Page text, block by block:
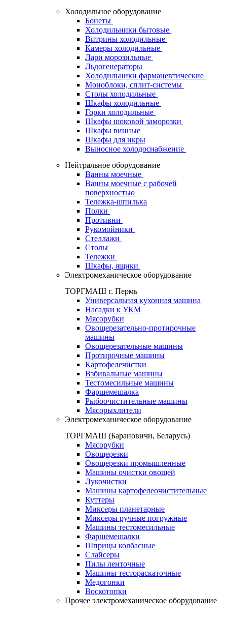
Холодильное оборудование
Бонеты
Холодильники бытовые
Витрины холодильные
Камеры холодильные
Лари морозильные
Льдогенераторы
Холодильники фармацевтические
Моноблоки, сплит-системы
Столы холодильные
Шкафы холодильные
Горки холодильные
Шкафы шоковой заморозки
Шкафы винные
Шкафы для икры
Выносное холодоснабжение
Нейтральное оборудование
Ванны моечные
Ванны моечные с рабочей
поверхностью
Тележка-шпилька
Полки
Противни
Рукомойники
Стеллажи
Столы
Тележки
Шкафы, ящики
Электромеханическое оборудование
ТОРГМАШ г. Пермь
Универсальная кухонная машина
Насадки к УКМ
Мясорубки
Овощерезательно-протирочные
машины
Овощерезательные машины
Протирочные машины
Картофелечистки
Взбивальные машины
Тестомесильные машины
Фаршемешалка
Рыбоочистительные машины
Мясорыхлители
Электромеханическое оборудование
ТОРГМАШ (Барановичи, Беларусь)
Мясорубки
Овощерезки
Овощерезки промышленные
Машины очистки овощей
Лукочистки
Машины картофелеочистительные
Куттеры
Миксеры планетарные
Миксеры ручные погружные
Машины тестомесильные
Фаршемешалки
Шприцы колбасные
Слайсеры
Пилы ленточные
Машины тестораскаточные
Медогонки
Воскотопки
Прочее электромеханическое оборудование